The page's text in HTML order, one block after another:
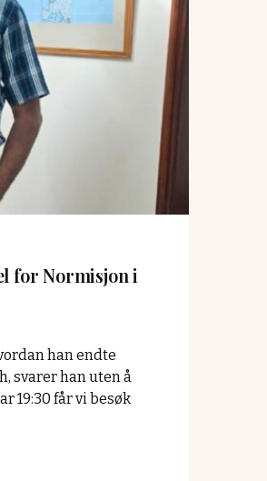
for Normisjon i
han endte
svarer han uten å
19:30 får vi besøk